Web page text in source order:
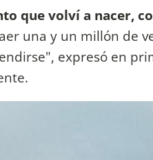
que volví a nacer,
una y un millón de
expresó en